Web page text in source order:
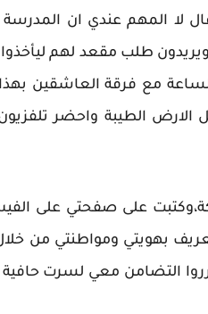
لا المهم عندي ان المدرسة
طلب مقعد لهم
الساعة مع فرقة العاشقين
الطيبة واحضر
على صفحتي على
بهويتي ومواطنتي من
التضامن معي لسرت